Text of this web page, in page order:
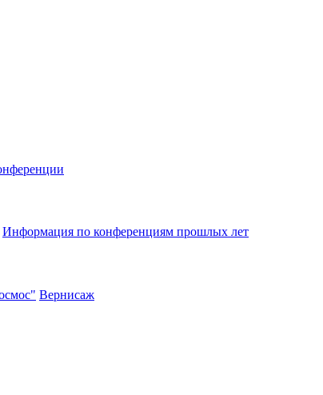
Информация по конференциям прошлых лет
Вернисаж